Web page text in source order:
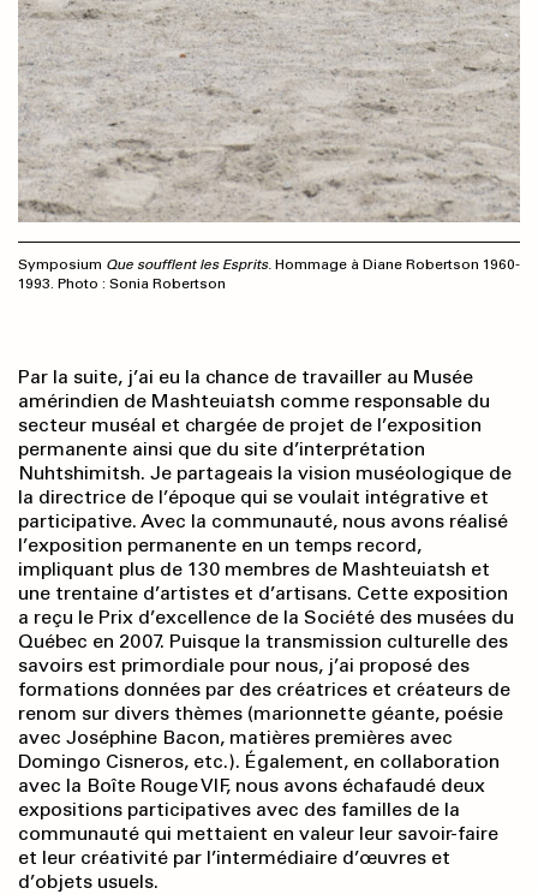
Symposium Que soufflent les Esprits. Hommage à Diane Robertson 1960-
1993. Photo : Sonia Robertson
Par la suite, j’ai eu la chance de travailler au Musée
amérindien de Mashteuiatsh comme responsable du
secteur muséal et chargée de projet de l’exposition
permanente ainsi que du site d’interprétation
Nuhtshimitsh. Je partageais la vision muséologique de
la directrice de l’époque qui se voulait intégrative et
participative. Avec la communauté, nous avons réalisé
l’exposition permanente en un temps record,
impliquant plus de 130 membres de Mashteuiatsh et
une trentaine d’artistes et d’artisans. Cette exposition
a reçu le Prix d’excellence de la Société des musées du
Québec en 2007. Puisque la transmission culturelle des
savoirs est primordiale pour nous, j’ai proposé des
formations données par des créatrices et créateurs de
renom sur divers thèmes (marionnette géante, poésie
avec Joséphine Bacon, matières premières avec
Domingo Cisneros, etc.). Également, en collaboration
avec la Boîte Rouge VIF, nous avons échafaudé deux
expositions participatives avec des familles de la
communauté qui mettaient en valeur leur savoir-faire
et leur créativité par l’intermédiaire d’œuvres et
d’objets usuels.